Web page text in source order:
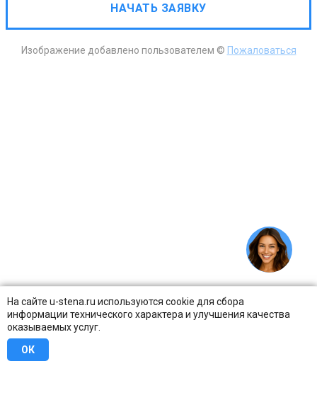
На сайте u-stena.ru используются cookie для сбора
информации технического характера и улучшения качества
оказываемых услуг.
ОК
НАЧАТЬ ЗАЯВКУ
Изображение добавлено пользователем © Пожаловаться